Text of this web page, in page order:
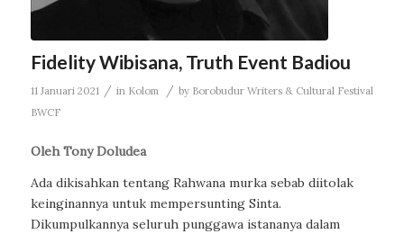
Fidelity Wibisana, Truth Event Badiou
11 Januari 2021 / in Kolom / by Borobudur Writers & Cultural Festival
BWCF
Oleh Tony Doludea
Ada dikisahkan tentang Rahwana murka sebab diitolak
keinginannya untuk mempersunting Sinta.
Dikumpulkannya seluruh punggawa istananya dalam